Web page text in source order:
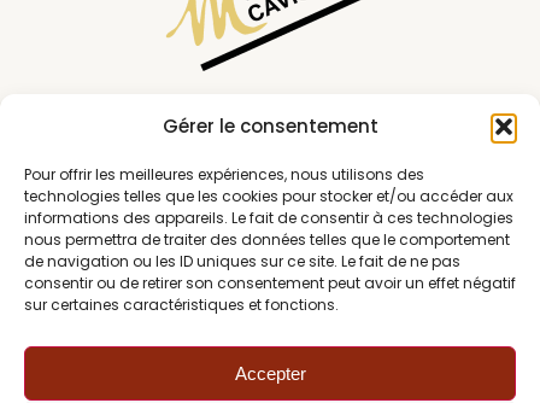
Gérer le consentement
Pour offrir les meilleures expériences, nous utilisons des
technologies telles que les cookies pour stocker et/ou accéder aux
informations des appareils. Le fait de consentir à ces technologies
nous permettra de traiter des données telles que le comportement
de navigation ou les ID uniques sur ce site. Le fait de ne pas
consentir ou de retirer son consentement peut avoir un effet négatif
sur certaines caractéristiques et fonctions.
Accepter
NOUVEAUX CAVISTES
Voir l'annuaire FCI